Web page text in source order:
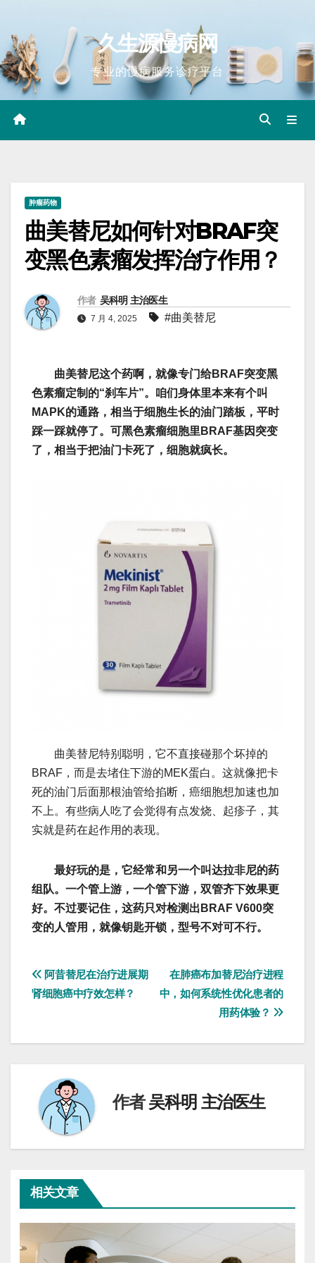
content
久生源慢病网
专业的慢病服务诊疗平台
肿瘤药物
曲美替尼如何针对BRAF突
变黑色素瘤发挥治疗作用？
作者 吴科明 主治医生
7 月 4, 2025 #曲美替尼
曲美替尼这个药啊，就像专门给BRAF突变黑
色素瘤定制的“刹车片”。咱们身体里本来有个叫
MAPK的通路，相当于细胞生长的油门踏板，平时
踩一踩就停了。可黑色素瘤细胞里BRAF基因突变
了，相当于把油门卡死了，细胞就疯长。
曲美替尼特别聪明，它不直接碰那个坏掉的
BRAF，而是去堵住下游的MEK蛋白。这就像把卡
死的油门后面那根油管给掐断，癌细胞想加速也加
不上。有些病人吃了会觉得有点发烧、起疹子，其
实就是药在起作用的表现。
最好玩的是，它经常和另一个叫达拉非尼的药
组队。一个管上游，一个管下游，双管齐下效果更
好。不过要记住，这药只对检测出BRAF V600突
变的人管用，就像钥匙开锁，型号不对可不行。
文
章
导
在肺癌布加替尼治疗进程
中，如何系统性优化患者的
用药体验？
阿昔替尼在治疗进展期
肾细胞癌中疗效怎样？
作者吴科明 主治医生
相关文章